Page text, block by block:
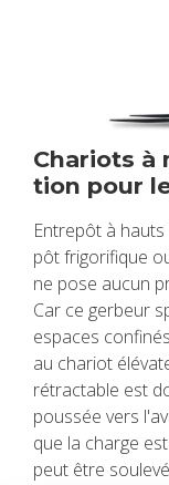
Cha­riots à
tion pour
Entre­pôt à
pôt fri­go­ri­fique
ne pose aucun
Car ce ger­beur
espaces
au cha­riot
rétrac­table est
pous­sée vers
que la charge
peut être